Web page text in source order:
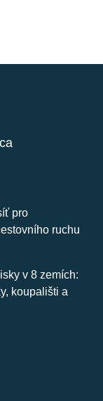
pro
ruchu
v 8 zemích:
koupališti a